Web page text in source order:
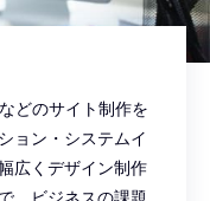
どのサイト制作を
ョン・システムイ
広くデザイン制作